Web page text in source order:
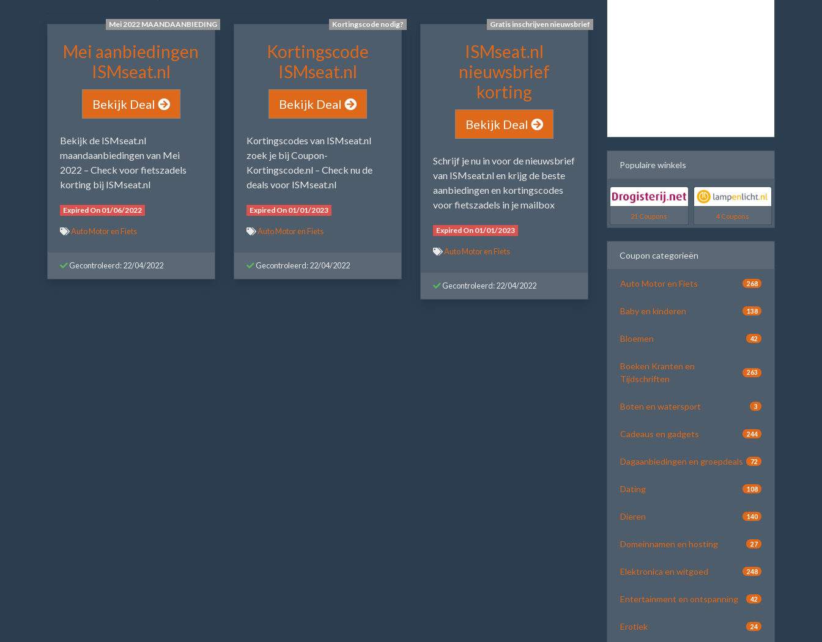
Mei 2022 MAANDAANBIEDING
Mei aanbiedingen
ISMseat.nl
Bekijk Deal
Bekijk de ISMseat.nl
maandaanbiedingen van Mei
2022 – Check voor fietszadels
korting bij ISMseat.nl
Expired On 01/06/2022
Auto Motor en Fiets
Gecontroleerd: 22/04/2022
Kortingscode nodig?
Kortingscode
ISMseat.nl
Bekijk Deal
Kortingscodes van ISMseat.nl
zoek je bij Coupon-
Kortingscode.nl – Check nu de
deals voor ISMseat.nl
Expired On 01/01/2023
Auto Motor en Fiets
Gecontroleerd: 22/04/2022
Gratis inschrijven nieuwsbrief
ISMseat.nl
nieuwsbrief
korting
Bekijk Deal
Schrijf je nu in voor de nieuwsbrief
van ISMseat.nl en krijg de beste
aanbiedingen en kortingscodes
voor fietszadels in je mailbox
Expired On 01/01/2023
Auto Motor en Fiets
Gecontroleerd: 22/04/2022
Populaire winkels
21 Coupons 4 Coupons
Coupon categorieën
Auto Motor en Fiets 268
Baby en kinderen 138
Bloemen 42
Boeken Kranten en
Tijdschriften
263
Boten en watersport 3
Cadeaus en gadgets 244
Dagaanbiedingen en groepdeals 72
Dating 108
Dieren 140
Domeinnamen en hosting 27
Elektronica en witgoed 248
Entertainment en ontspanning 42
Erotiek 24